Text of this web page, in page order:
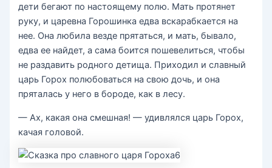
дети бегают по настоящему полю. Мать протянет
руку, и царевна Горошинка едва вскарабкается на
нее. Она любила везде прятаться, и мать, бывало,
едва ее найдет, а сама боится пошевелиться, чтобы
не раздавить родного детища. Приходил и славный
царь Горох полюбоваться на свою дочь, и она
пряталась у него в бороде, как в лесу.
— Ах, какая она смешная! — удивлялся царь Горох,
качая головой.